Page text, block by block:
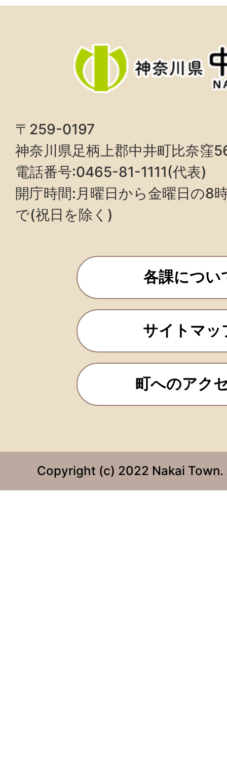
〒259-0197
神奈川県足柄上郡中井町比奈窪
電話番号:0465-81-1111(代表)
開庁時間:月曜日から金曜日の8
で(祝日を除く)
各課につい
サイトマッ
町へのアク
Copyright (c) 2022 Nakai Town.